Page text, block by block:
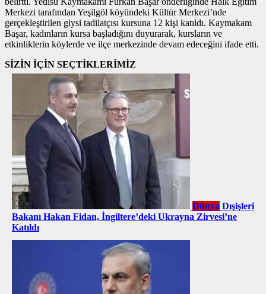
Merkezi tarafından Yeşilgöl köyündeki Kültür Merkezi’nde
gerçekleştirilen giysi tadilatçısı kursuna 12 kişi katıldı. Kaymakam
Başar, kadınların kursa başladığını duyurarak, kursların ve
etkinliklerin köylerde ve ilçe merkezinde devam edeceğini ifade etti.
SİZİN İÇİN SEÇTİKLERİMİZ
Dünya Dışişleri
Bakanı Hakan Fidan, İngiltere’deki Ukrayna Zirvesi’ne
Katıldı